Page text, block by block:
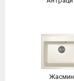
Жасмин